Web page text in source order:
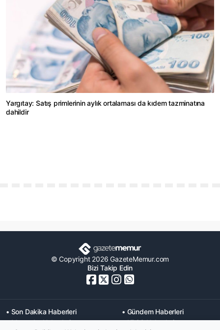
Yargıtay: Satış primlerinin aylık ortalaması da kıdem tazminatına
dahildir
© Copyright 2026 GazeteMemur.com
Bizi Takip Edin
• Son Dakika Haberleri
• Gündem Haberleri
• Memurlar Haberleri
• KPSS Haberleri